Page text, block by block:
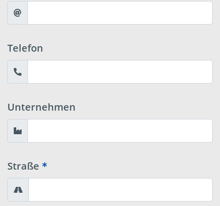
Telefon
Unternehmen
Straße